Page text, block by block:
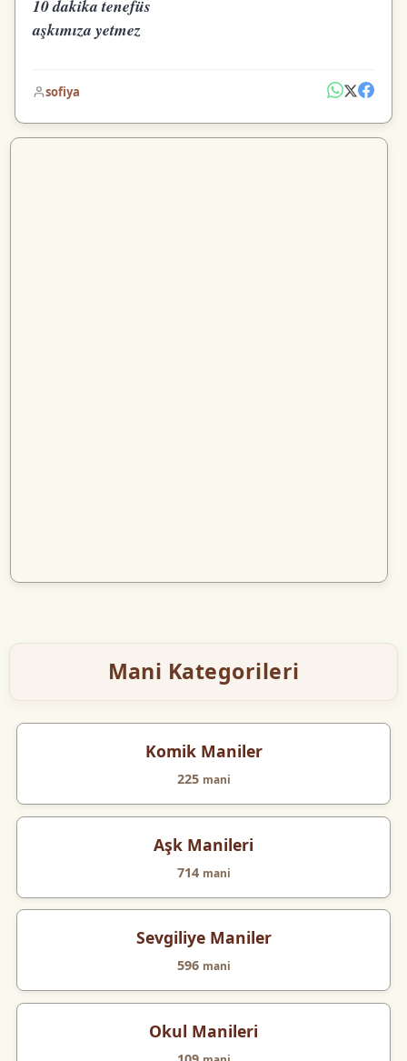
10 dakika tenefüs
aşkımıza yetmez
sofiya
Mani Kategorileri
Komik Maniler
225 mani
Aşk Manileri
714 mani
Sevgiliye Maniler
596 mani
Okul Manileri